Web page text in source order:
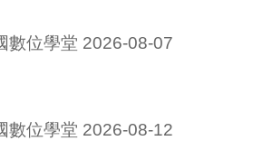
數位學堂 2026-08-07
數位學堂 2026-08-12